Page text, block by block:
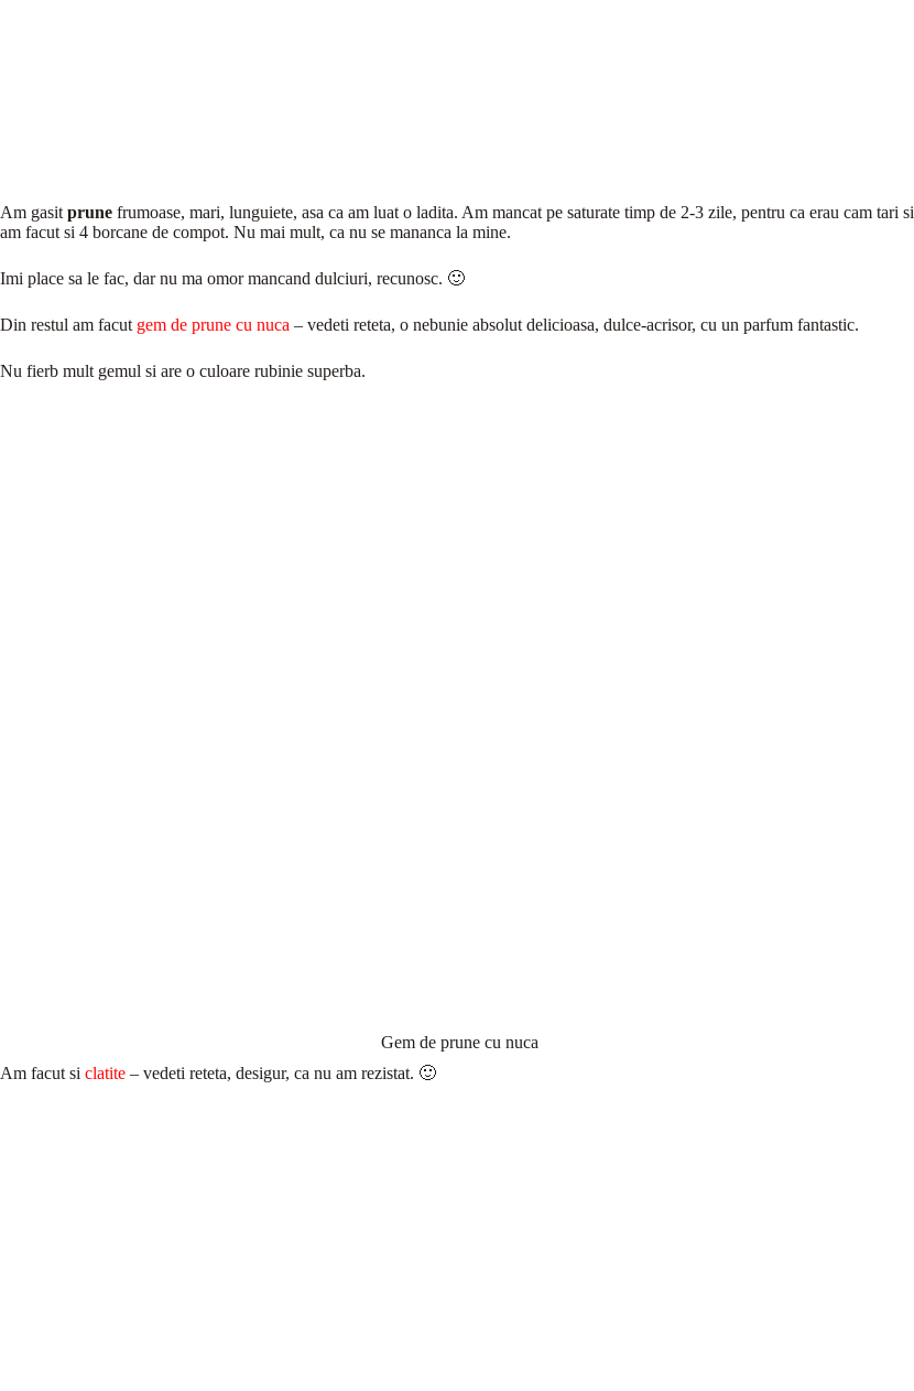
Am gasit prune frumoase, mari, lunguiete, asa ca am luat o ladita. Am mancat pe saturate timp de 2-3 zile, pentru ca erau cam tari si
am facut si 4 borcane de compot. Nu mai mult, ca nu se mananca la mine.
Imi place sa le fac, dar nu ma omor mancand dulciuri, recunosc. 🙂
Din restul am facut gem de prune cu nuca – vedeti reteta, o nebunie absolut delicioasa, dulce-acrisor, cu un parfum fantastic.
Nu fierb mult gemul si are o culoare rubinie superba.
Gem de prune cu nuca
Am facut si clatite – vedeti reteta, desigur, ca nu am rezistat. 🙂